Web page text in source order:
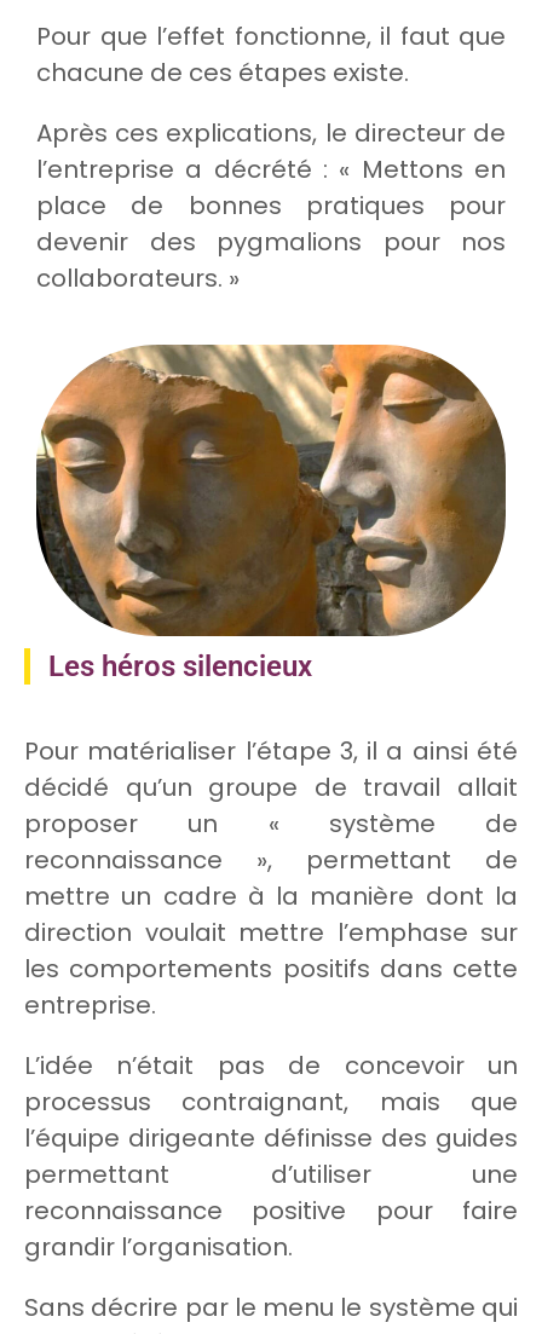
Pour que l’effet fonctionne, il faut que
chacune de ces étapes existe.
Après ces explications, le directeur de
l’entreprise a décrété : « Mettons en
place de bonnes pratiques pour
devenir des pygmalions pour nos
collaborateurs. »
Les héros silencieux
Pour matérialiser l’étape 3, il a ainsi été
décidé qu’un groupe de travail allait
proposer un « système de
reconnaissance », permettant de
mettre un cadre à la manière dont la
direction voulait mettre l’emphase sur
les comportements positifs dans cette
entreprise.
L’idée n’était pas de concevoir un
processus contraignant, mais que
l’équipe dirigeante définisse des guides
permettant d’utiliser une
reconnaissance positive pour faire
grandir l’organisation.
Sans décrire par le menu le système qui